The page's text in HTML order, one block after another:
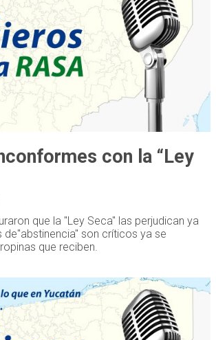
con la “Ley
que la "Ley Seca" las perjudican ya
de"abstinencia" son críticos ya se
que reciben.